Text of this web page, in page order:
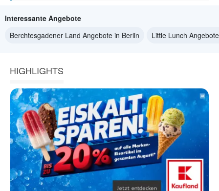
Interessante Angebote
Berchtesgadener Land Angebote in Berlin
Little Lunch
HIGHLIGHTS